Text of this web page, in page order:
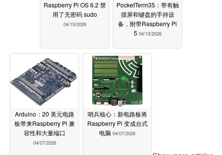
Raspberry Pi OS 6.2 禁
用了无密码 sudo
04/15/2026
PocketTerm35：带有触
摸屏和键盘的手持设
备，附带Raspberry Pi
5 04/13/2026
Arduino：20 美元电路
板带来Raspberry Pi 兼
容性和大量端口
04/07/2026
哨兵核心：新电路板将
Raspberry Pi 变成台式
电脑 04/07/2026